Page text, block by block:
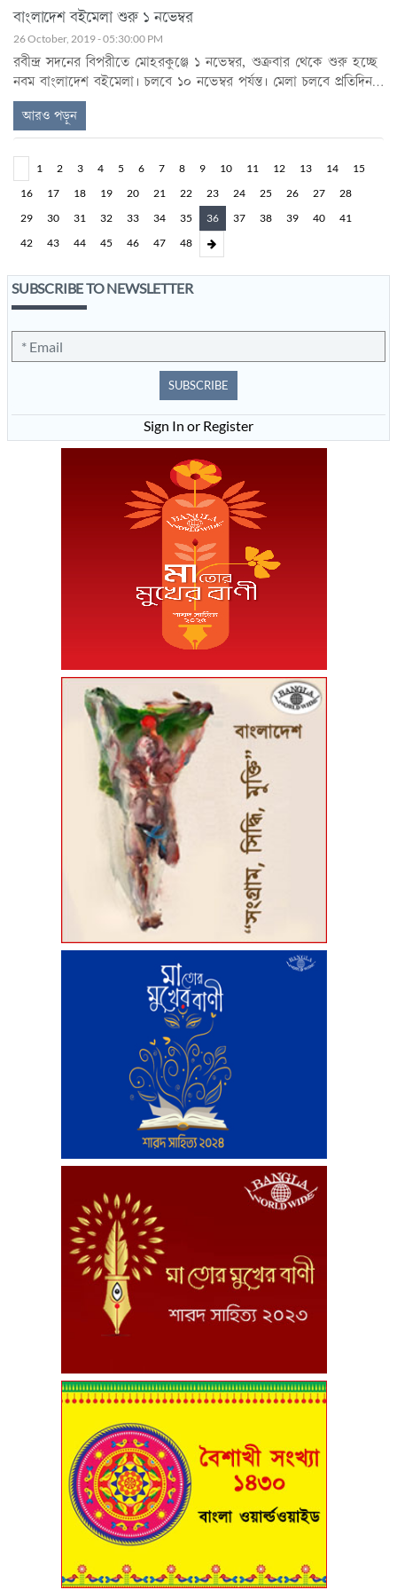
বাংলাদেশ বইমেলা শুরু ১ নভেম্বর
26 October, 2019 - 05:30:00 PM
রবীন্দ্র সদনের বিপরীতে মোহরকুঞ্জে ১ নভেম্বর, শুক্রবার থেকে শুরু হচ্ছে
নবম বাংলাদেশ বইমেলা। চলবে ১০ নভেম্বর পর্যন্ত। মেলা চলবে প্রতিদিন
বেলা ২টো থেকে রাত ৮টা পর্যন্ত।
আরও পড়ুন
1 2 3 4 5 6 7 8 9 10 11 12 13 14
15
16
17 18 19 20 21 22 23 24 25 26 27
28
29
30 31 32 33 34 35 36 37 38 39 40
41
42
43 44 45 46 47 48
SUBSCRIBE TO NEWSLETTER
SUBSCRIBE
Sign In or Register